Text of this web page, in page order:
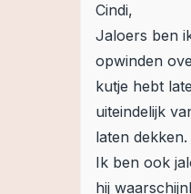
Cindi,
Jaloers ben
opwinden
kutje hebt
uiteindelijk
laten dekken.
Ik ben ook
hij